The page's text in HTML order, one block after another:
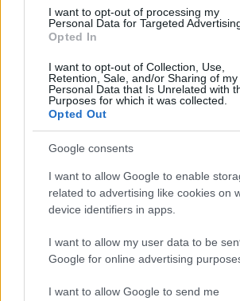
I want to opt-out of processing my
Personal Data for Targeted
Opted In
I want to opt-out of Collection, Use,
Retention, Sale, and/or Sharing of my
Personal Data that Is Unrelated with
Purposes for which it was collected.
Opted Out
Google consents
I want to allow Google to enable
related to advertising like cookies on
device identifiers in apps.
I want to allow my user data to be
Google for online advertising
I want to allow Google to send me
NECROLOGIE
Mario Malu
Paolo Pinna
Martina Agostina Diturco
I nostri cari